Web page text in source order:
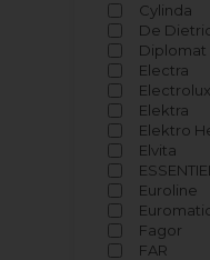
Cylinda
De
Diplomat
Electra
Electrolux
Elektra
Elektro
Elvita
Euroline
Euromatic
Fagor
FAR